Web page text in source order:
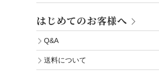
はじめてのお客様へ
Q&A
送料について